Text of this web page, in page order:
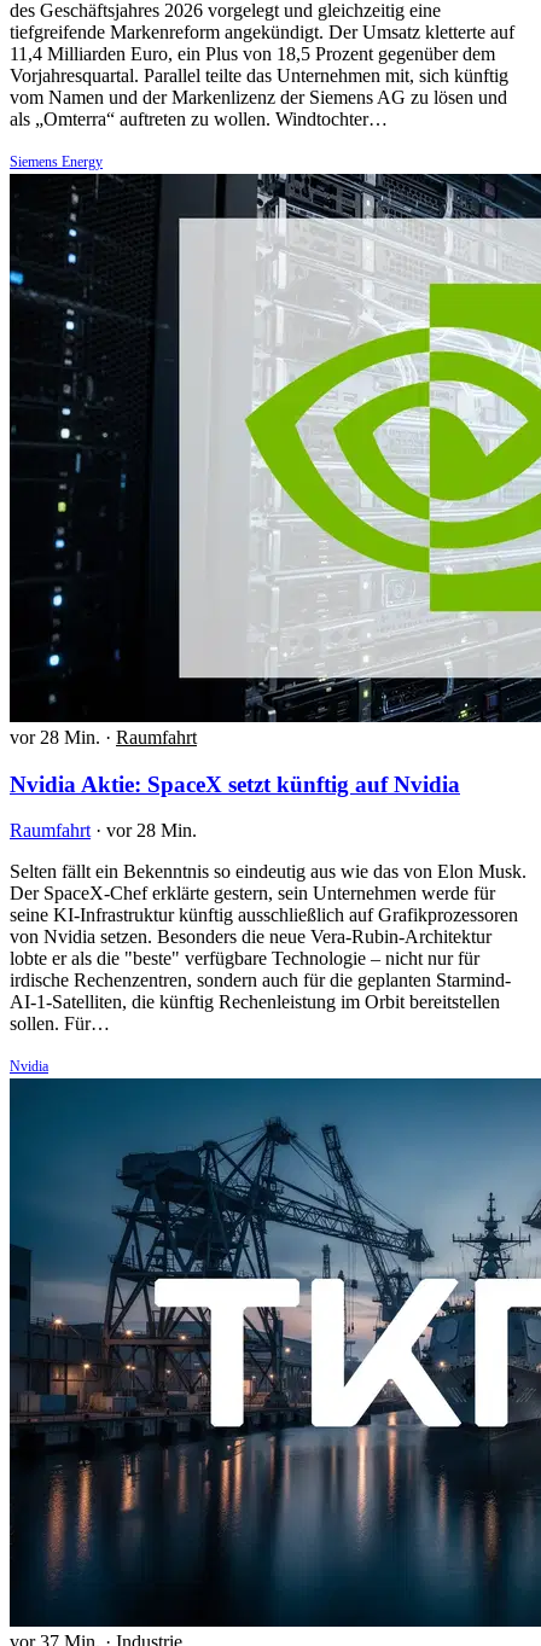
des Geschäftsjahres 2026 vorgelegt und gleichzeitig eine
tiefgreifende Markenreform angekündigt. Der Umsatz kletterte auf
11,4 Milliarden Euro, ein Plus von 18,5 Prozent gegenüber dem
Vorjahresquartal. Parallel teilte das Unternehmen mit, sich künftig
vom Namen und der Markenlizenz der Siemens AG zu lösen und
als „Omterra“ auftreten zu wollen. Windtochter…
Siemens Energy
vor 28 Min. · Raumfahrt
Nvidia Aktie: SpaceX setzt künftig auf Nvidia
Raumfahrt · vor 28 Min.
Selten fällt ein Bekenntnis so eindeutig aus wie das von Elon Musk.
Der SpaceX-Chef erklärte gestern, sein Unternehmen werde für
seine KI-Infrastruktur künftig ausschließlich auf Grafikprozessoren
von Nvidia setzen. Besonders die neue Vera-Rubin-Architektur
lobte er als die "beste" verfügbare Technologie – nicht nur für
irdische Rechenzentren, sondern auch für die geplanten Starmind-
AI-1-Satelliten, die künftig Rechenleistung im Orbit bereitstellen
sollen. Für…
Nvidia